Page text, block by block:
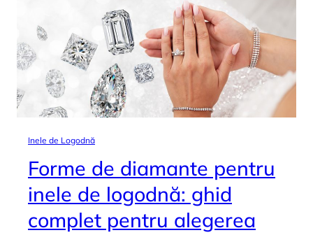
Inele de Logodnă
Forme de diamante pentru
inele de logodnă: ghid
complet pentru alegerea